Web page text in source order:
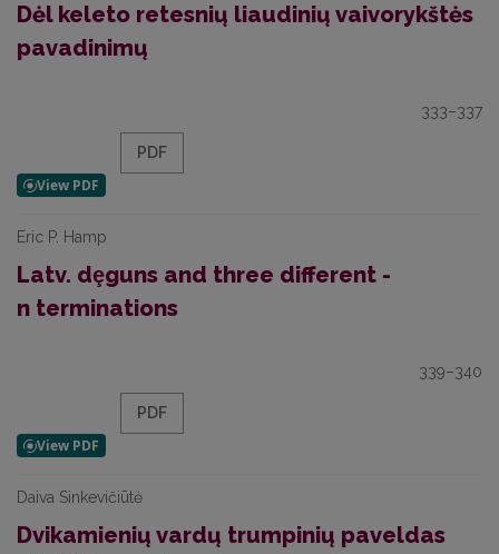
Dėl keleto retesnių liaudinių vaivorykštės
pavadinimų
333–337
PDF
Eric P. Hamp
Latv. dȩguns and three different -
n terminations
339–340
PDF
Daiva Sinkevičiūtė
Dvikamienių vardų trumpinių paveldas